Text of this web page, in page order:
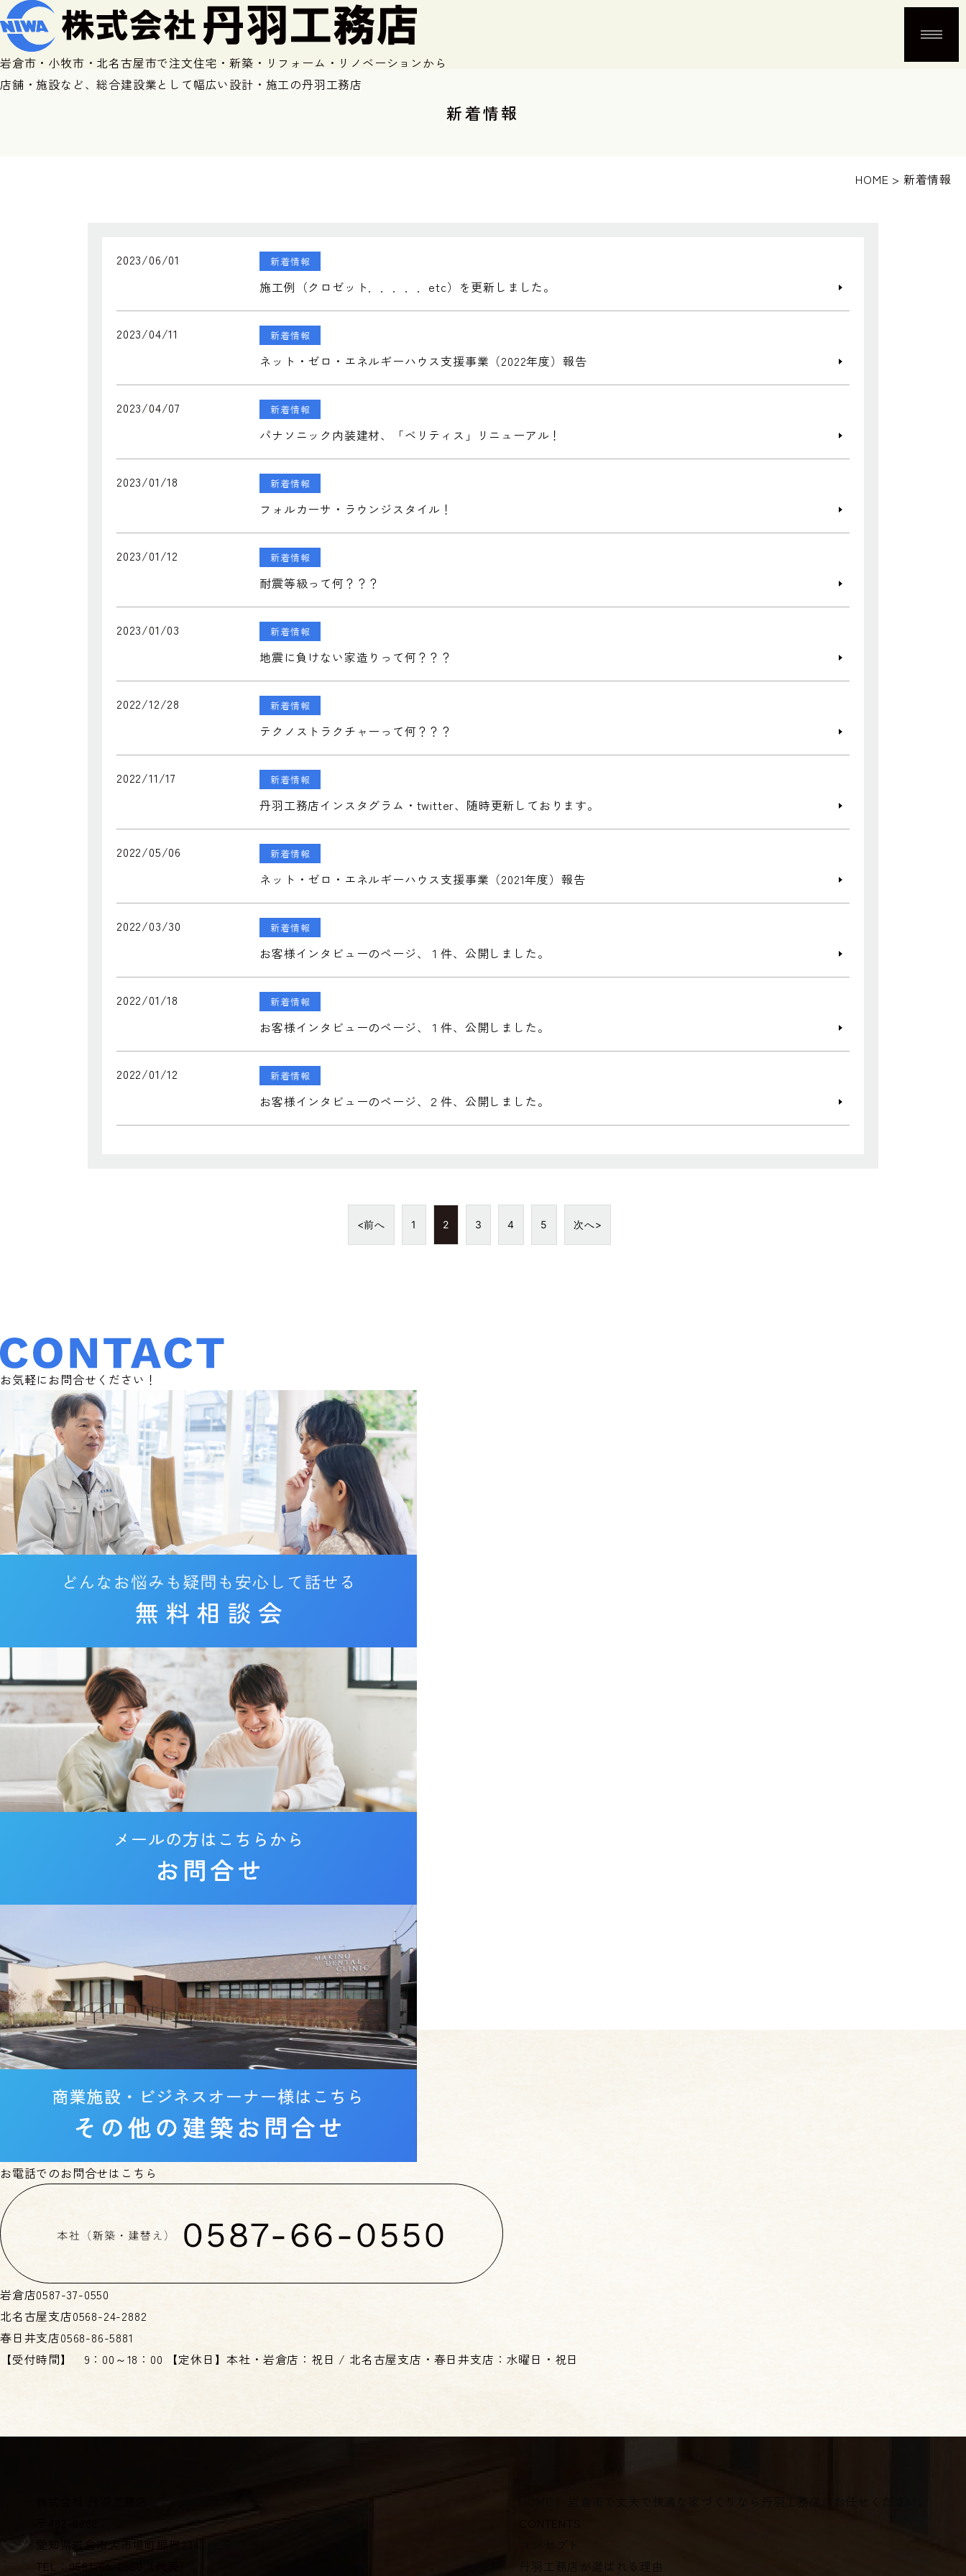
岩倉市・小牧市・北名古屋市で注文住宅・新築・リフォーム・リノベーションから
店舗・施設など、総合建設業として幅広い設計・施工の丹羽工務店
新着情報
HOME > 新着情報
2023/06/01 新着情報
施工例（クロゼット．．．．．etc）を更新しました。
2023/04/11 新着情報
ネット・ゼロ・エネルギーハウス支援事業（2022年度）報告
2023/04/07 新着情報
パナソニック内装建材、「ベリティス」リニューアル！
2023/01/18 新着情報
フォルカーサ・ラウンジスタイル！
2023/01/12 新着情報
耐震等級って何？？？
2023/01/03 新着情報
地震に負けない家造りって何？？？
2022/12/28 新着情報
テクノストラクチャーって何？？？
2022/11/17 新着情報
丹羽工務店インスタグラム・twitter、随時更新しております。
2022/05/06 新着情報
ネット・ゼロ・エネルギーハウス支援事業（2021年度）報告
2022/03/30 新着情報
お客様インタビューのページ、１件、公開しました。
2022/01/18 新着情報
お客様インタビューのページ、１件、公開しました。
2022/01/12 新着情報
お客様インタビューのページ、２件、公開しました。
<前へ 1 2 3 4 5 次へ>
お気軽にお問合せください！
お電話でのお問合せはこちら
岩倉店0587-37-0550
北名古屋支店0568-24-2882
春日井支店0568-86-5881
【受付時間】
9：00～18：00 【定休日】本社・岩倉店：祝日 / 北名古屋支店・春日井支店：水曜日・祝日
愛知県岩倉市大市場町郷廻234
TEL：0587-66-0550（代表）
｜ 岩倉市で丈夫で快適な家づくりなら丹羽工務店にお任せください。
丹羽工務店が選ばれる理由